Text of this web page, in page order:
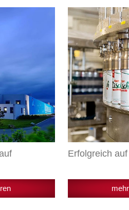
Erfolgreich
auf
Expansionskurs
Erfolgreich